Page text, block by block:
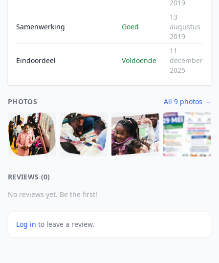
2019
Samenwerking Goed
13
augustus
2019
Eindoordeel Voldoende
11
december
2025
PHOTOS All 9 photos →
REVIEWS (0)
No reviews yet. Be the first!
Log in to leave a review.